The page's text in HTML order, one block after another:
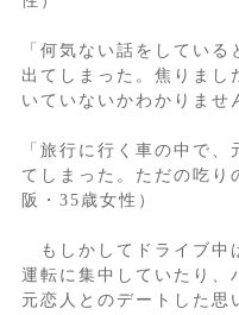
「何気ない話をしてい
出てしまった。焦りまし
いていないかわかりませ
「旅行に行く車の中で
てしまった。ただの吃り
阪・35歳女性）
もしかしてドライブ中
運転に集中していたり、
元恋人とのデートした思